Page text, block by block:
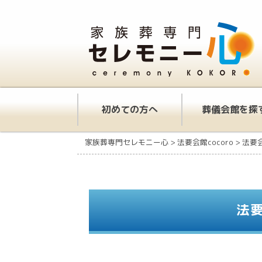
初めての方へ 葬儀会館を探
家族葬専門セレモニー心> 法要会館cocoro > 法要
法